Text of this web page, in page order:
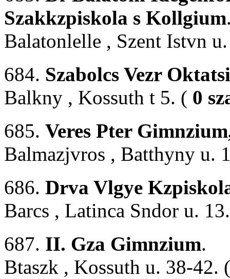
Szakkzpiskola s Kollgium
Balatonlelle , Szent Istvn
684. Szabolcs Vezr
Balkny , Kossuth t 5. ( 0
685. Veres Pter
Balmazjvros , Batthyny u.
686. Drva Vlgye
Barcs , Latinca Sndor u.
687. II. Gza Gimnzium.
Btaszk , Kossuth u. 38-42.